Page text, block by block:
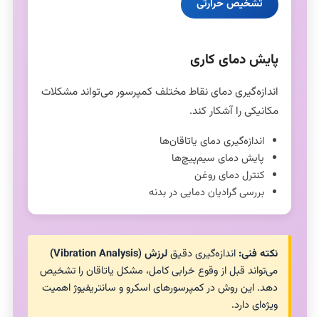
تشخیص حرارتی
پایش دمای کاری
اندازه‌گیری دمای نقاط مختلف کمپرسور می‌تواند مشکلات
مکانیکی را آشکار کند.
اندازه‌گیری دمای یاتاقان‌ها
پایش دمای سیم‌پیچ‌ها
کنترل دمای روغن
بررسی گرادیان دمایی در بدنه
نکته فنی: اندازه‌گیری دقیقلرزش (Vibration Analysis)
می‌تواند قبل از وقوع خرابی کامل، مشکل یاتاقان را تشخیص
دهد. این روش در کمپرسورهای اسکرو و سانتریفیوژ اهمیت
ویژه‌ای دارد.